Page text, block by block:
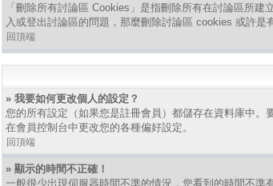
「刪除所有討論區 Cookies」是指刪除所有在討論區所
入或登出討論區的問題，那麼刪除討論區 cookies 或許是
回頂端
» 我要如何更改個人的設定？
您的所有設定（如果您是註冊會員）都儲存在資料庫中。
在會員控制台中更改您的各種偏好設定。
回頂端
» 顯示的時間不正確！
一般很少出現伺服器時間不準的情況，您看到的時間不